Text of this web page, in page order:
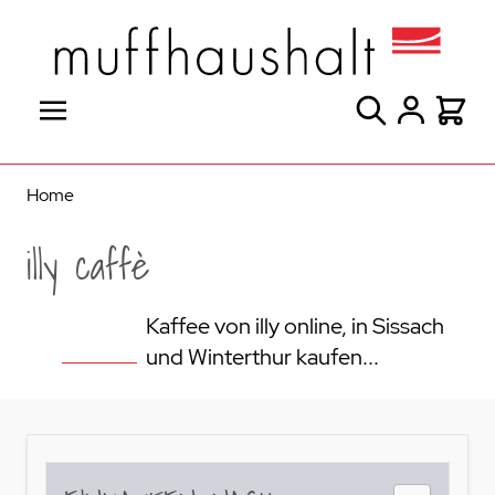
Suche
Home
illy caffè
Kaffee von illy online, in Sissach
und Winterthur kaufen...